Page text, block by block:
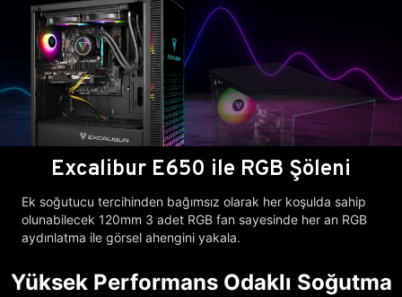
Excalibur E650 ile RGB Şöleni
Ek soğutucu tercihinden bağımsız olarak her koşulda sahip
olunabilecek 120mm 3 adet RGB fan sayesinde her an RGB
aydınlatma ile görsel ahengini yakala.
Yüksek Performans Odaklı Soğutma